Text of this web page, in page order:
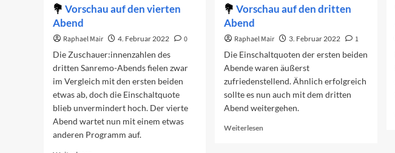
Vorschau auf den vierten
Abend
Raphael Mair 4. Februar 2022
0
Die Zuschauer:innenzahlen des
dritten Sanremo-Abends fielen zwar
im Vergleich mit den ersten beiden
etwas ab, doch die Einschaltquote
blieb unvermindert hoch. Der vierte
Abend wartet nun mit einem etwas
anderen Programm auf.
Vorschau auf den dritten
Abend
Raphael Mair 3. Februar 2022
1
Die Einschaltquoten der ersten beiden
Abende waren äußerst
zufriedenstellend. Ähnlich erfolgreich
sollte es nun auch mit dem dritten
Abend weitergehen.
Weiterlesen